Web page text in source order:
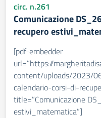
circ. n.261
Comunicazione
recupero
[pdf-embedder
url=”https://
content/uploads/2023/
calendario-corsi-di-
title=”Comunicazione
estivi_matematica”]